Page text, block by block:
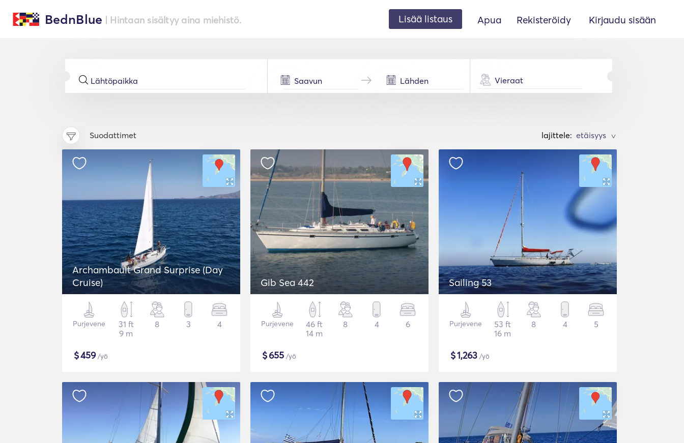
BednBlue | Hintaan sisältyy aina miehistö. Lisää listaus Apua Rekisteröidy Kirjaudu sisään
Vieraat
Suodattimet lajittele: >
Archambault Grand Surprise (Day
Cruise)
Purjevene
31 ft
9 m
8 3 4
$459/yö
Gib Sea 442
Purjevene
46 ft
14 m
8 4 6
$655 /yö
Sailing 53
Purjevene
53 ft
16 m
8 4 5
$1,263 /yö